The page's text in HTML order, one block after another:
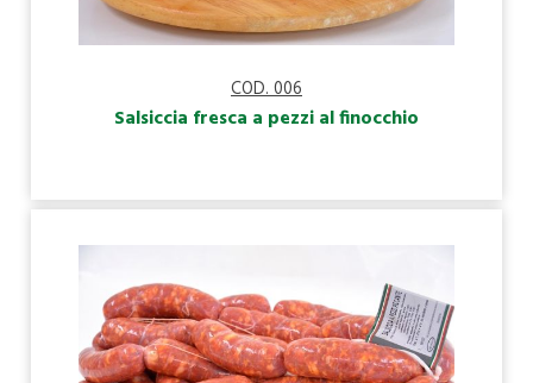
COD. 006
Salsiccia fresca a pezzi al finocchio